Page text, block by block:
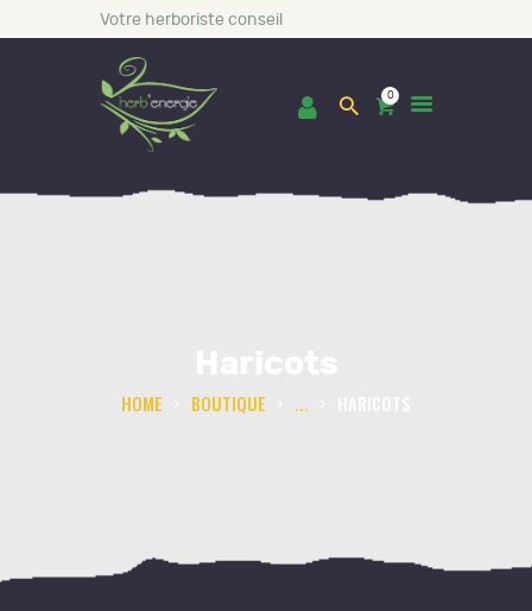
Votre herboriste conseil
0
BLOG
HOME BOUTIQUE ...